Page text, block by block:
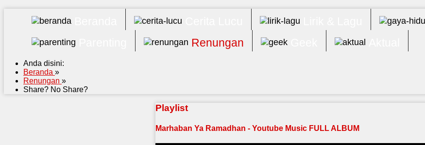
Renungan
Anda disini:
Beranda »
Renungan »
Share? No Share?
Playlist
Marhaban Ya Ramadhan - Youtube Music FULL ALBUM